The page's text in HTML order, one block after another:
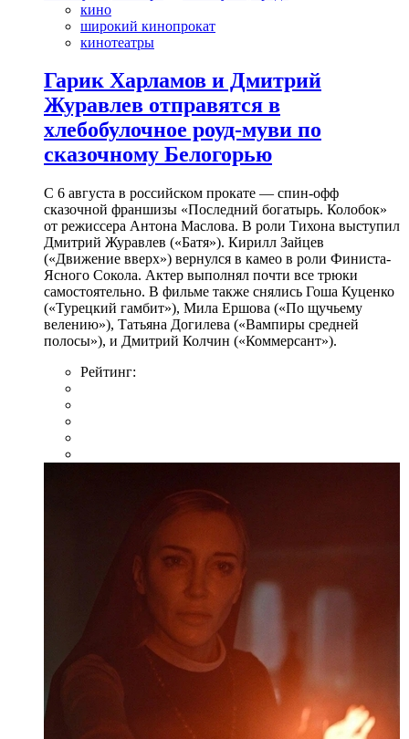
кино
широкий кинопрокат
кинотеатры
Гарик Харламов и Дмитрий
Журавлев отправятся в
хлебобулочное роуд-муви по
сказочному Белогорью
С 6 августа в российском прокате — спин-офф
сказочной франшизы «Последний богатырь. Колобок»
от режиссера Антона Маслова. В роли Тихона выступил
Дмитрий Журавлев («Батя»). Кирилл Зайцев
(«Движение вверх») вернулся в камео в роли Финиста-
Ясного Сокола. Актер выполнял почти все трюки
самостоятельно. В фильме также снялись Гоша Куценко
(«Турецкий гамбит»), Мила Ершова («По щучьему
велению»), Татьяна Догилева («Вампиры средней
полосы»), и Дмитрий Колчин («Коммерсант»).
Рейтинг: